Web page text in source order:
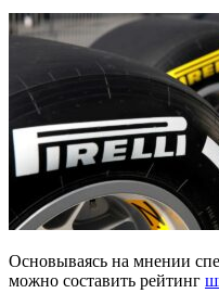
Основываясь на мнении
можно составить рейтинг